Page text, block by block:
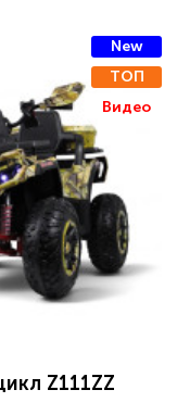
New
ТОП
Видео
Z111ZZ